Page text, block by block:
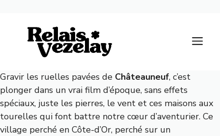
contenu
Gravir les ruelles pavées de Châteauneuf, c’est
plonger dans un vrai film d’époque, sans effets
spéciaux, juste les pierres, le vent et ces maisons aux
tourelles qui font battre notre cœur d’aventurier. Ce
village perché en Côte-d’Or, perché sur un